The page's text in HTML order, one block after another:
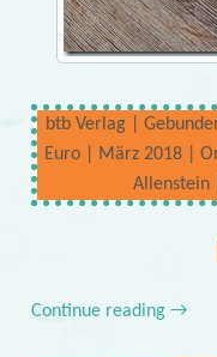
btb Verlag |
Euro | März 2018 |
Allenstein
Continue reading →